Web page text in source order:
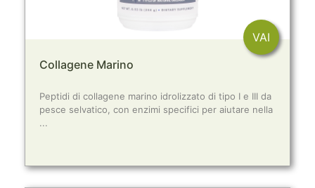
VAI
Collagene Marino
Peptidi di collagene marino idrolizzato di tipo I e III da
pesce selvatico, con enzimi specifici per aiutare nella
...